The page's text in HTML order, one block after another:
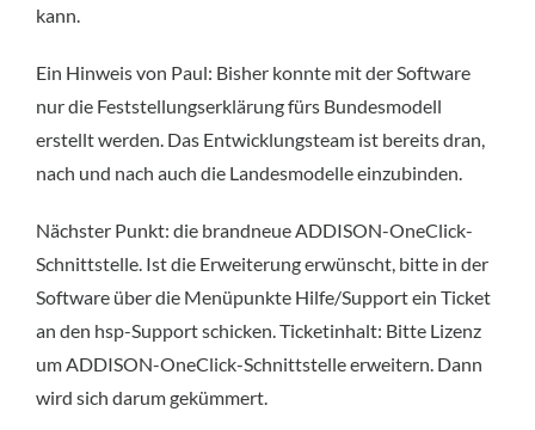
kann.
Ein Hinweis von Paul: Bisher konnte mit der Software
nur die Feststellungserklärung fürs Bundesmodell
erstellt werden. Das Entwicklungsteam ist bereits dran,
nach und nach auch die Landesmodelle einzubinden.
Nächster Punkt: die brandneue ADDISON-OneClick-
Schnittstelle. Ist die Erweiterung erwünscht, bitte in der
Software über die Menüpunkte Hilfe/Support ein Ticket
an den hsp-Support schicken. Ticketinhalt: Bitte Lizenz
um ADDISON-OneClick-Schnittstelle erweitern. Dann
wird sich darum gekümmert.